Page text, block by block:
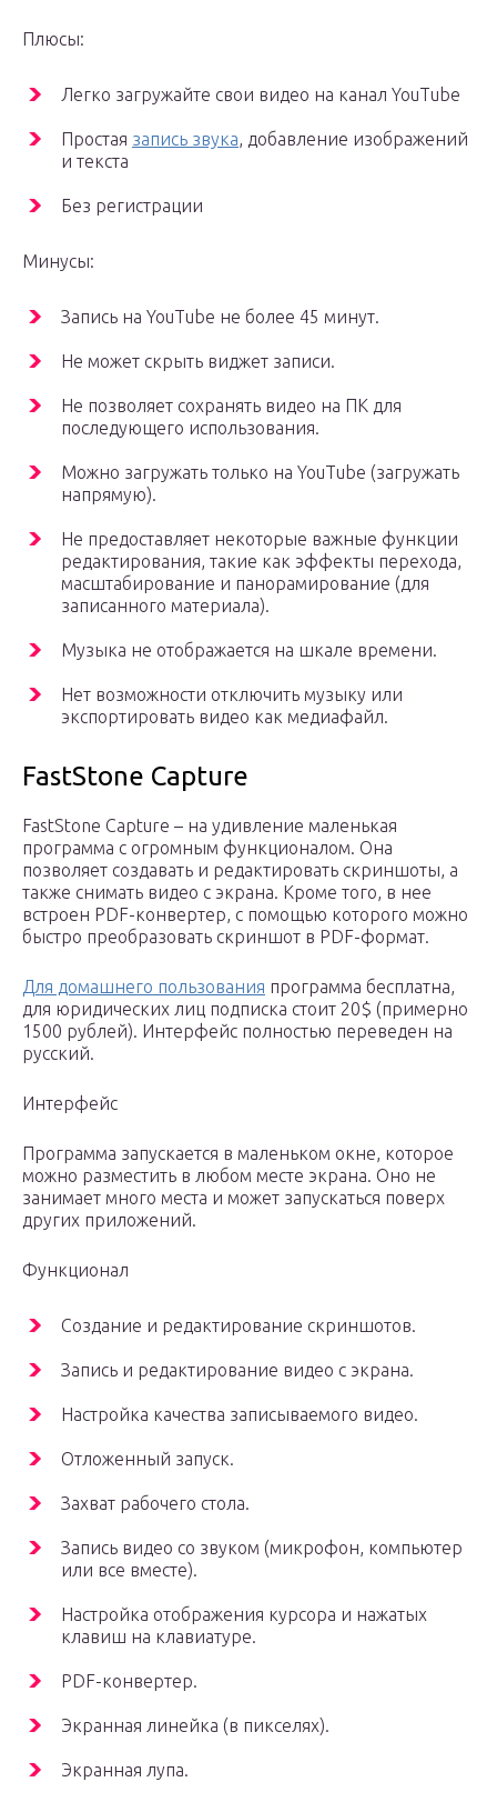
Плюсы:
Легко загружайте свои видео на канал YouTube
Простая запись звука , добавление изображений
и текста
Без регистрации
Минусы:
Запись на YouTube не более 45 минут.
Не может скрыть виджет записи.
Не позволяет сохранять видео на ПК для
последующего использования.
Можно загружать только на YouTube (загружать
напрямую).
Не предоставляет некоторые важные функции
редактирования, такие как эффекты перехода,
масштабирование и панорамирование (для
записанного материала).
Музыка не отображается на шкале времени.
Нет возможности отключить музыку или
экспортировать видео как медиафайл.
FastStone Capture
FastStone Capture – на удивление маленькая
программа с огромным функционалом. Она
позволяет создавать и редактировать скриншоты, а
также снимать видео с экрана. Кроме того, в нее
встроен PDF-конвертер, с помощью которого можно
быстро преобразовать скриншот в PDF-формат.
Для домашнего пользования программа бесплатна,
для юридических лиц подписка стоит 20$ (примерно
1500 рублей). Интерфейс полностью переведен на
русский.
Интерфейс
Программа запускается в маленьком окне, которое
можно разместить в любом месте экрана. Оно не
занимает много места и может запускаться поверх
других приложений.
Функционал
Создание и редактирование скриншотов.
Запись и редактирование видео с экрана.
Настройка качества записываемого видео.
Отложенный запуск.
Захват рабочего стола.
Запись видео со звуком (микрофон, компьютер
или все вместе).
Настройка отображения курсора и нажатых
клавиш на клавиатуре.
PDF-конвертер.
Экранная линейка (в пикселях).
Экранная лупа.